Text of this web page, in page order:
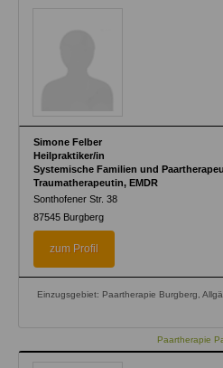
Simone Felber
Heilpraktiker/in
Systemische Familien und
Traumatherapeutin, EMDR
Sonthofener Str. 38
87545 Burgberg
zum Profil
Einzugsgebiet: Paartherapie Burgberg,
Paartherapie